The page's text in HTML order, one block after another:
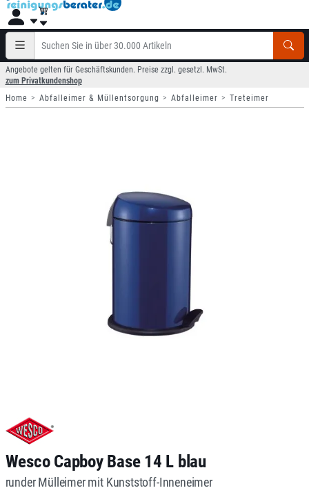
Angebote gelten für Geschäftskunden. Preise zzgl. gesetzl. MwSt.
zum Privatkundenshop
Home
Abfalleimer & Müllentsorgung Abfalleimer Treteimer
Wesco Capboy Base 14 L blau
runder Mülleimer mit Kunststoff-Inneneimer